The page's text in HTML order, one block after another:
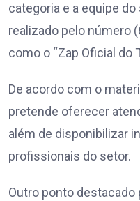
categoria e a equipe
realizado pelo número
como o “Zap Oficial do
De acordo com o
pretende oferecer
além de disponibilizar
profissionais do setor.
Outro ponto destacado